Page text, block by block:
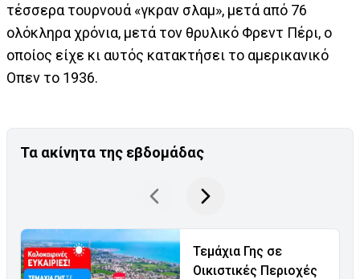
τέσσερα τουρνουά «γκραν σλαμ», μετά από 76
ολόκληρα χρόνια, μετά τον θρυλικό Φρεντ Πέρι, ο
οποίος είχε κι αυτός κατακτήσει το αμερικανικό
Οπεν το 1936.
Τα ακίνητα της εβδομάδας
Τεμάχια Γης σε
Οικιστικές Περιοχές